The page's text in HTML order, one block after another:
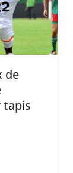
de
tapis